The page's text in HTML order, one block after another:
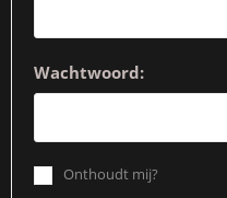
Wachtwoord:
Onthoudt mij?